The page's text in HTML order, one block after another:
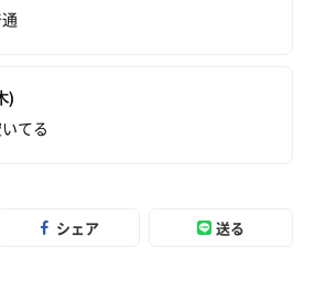
)
てる
シェア 送る